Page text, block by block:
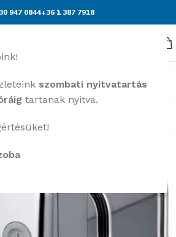
szombati nyitvatartás
tartanak nyitva.
947 0844+36 1 387 7918